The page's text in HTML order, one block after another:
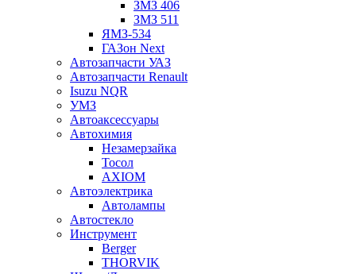
ЗМЗ 406
ЗМЗ 511
ЯМЗ-534
ГАЗон Next
Автозапчасти УАЗ
Автозапчасти Renault
Isuzu NQR
УМЗ
Автоаксессуары
Автохимия
Незамерзайка
Тосол
AXIOM
Автоэлектрика
Автолампы
Автостекло
Инструмент
Berger
THORVIK